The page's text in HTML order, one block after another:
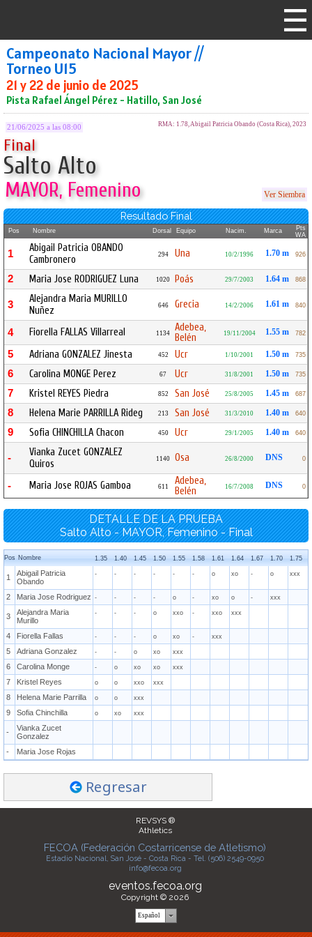
Campeonato Nacional Mayor //
Torneo U15
21 y 22 de junio de 2025
Pista Rafael Ángel Pérez - Hatillo, San José
21/06/2025 a las 08:00 RMA: 1.78, Abigail Patricia Obando (Costa Rica), 2023
Final
Salto Alto
MAYOR, Femenino Ver Siembra
Resultado Final
Pos Nombre Dorsal Equipo Nacim. Marca
Pts
WA
1
Abigail Patricia OBANDO
Cambronero
294 Una 10/2/1996 1.70 m 926
2 Maria Jose RODRIGUEZ Luna 1020 Poás 29/7/2003 1.64 m 868
3
Alejandra Maria MURILLO
Nuñez
646 Grecia 14/2/2006 1.61 m 840
4 Fiorella FALLAS Villarreal 1134
Adebea,
Belén
19/11/2004 1.55 m 782
5 Adriana GONZALEZ Jinesta 452 Ucr 1/10/2001 1.50 m 735
6 Carolina MONGE Perez 67 Ucr 31/8/2001 1.50 m 735
7 Kristel REYES Piedra 852 San José 25/8/2005 1.45 m 687
8 Helena Marie PARRILLA Rideg 213 San José 31/3/2010 1.40 m 640
9 Sofia CHINCHILLA Chacon 450 Ucr 29/1/2005 1.40 m 640
-
Vianka Zucet GONZALEZ
Quiros
1140 Osa 26/8/2000 DNS 0
- Maria Jose ROJAS Gamboa 611
Adebea,
Belén
16/7/2008 DNS 0
DETALLE DE LA PRUEBA
Salto Alto - MAYOR, Femenino - Final
Pos Nombre 1.35 1.40 1.45 1.50 1.55 1.58 1.61 1.64 1.67 1.70 1.75
1
Abigail Patricia
Obando
- - - - - - o xo - o xxx
2 Maria Jose Rodriguez - - - - o - xo o - xxx
3
Alejandra Maria
Murillo
- - - o xxo - xxo xxx
4 Fiorella Fallas - - - o xo - xxx
5 Adriana Gonzalez - - o xo xxx
6 Carolina Monge - o xo xo xxx
7 Kristel Reyes o o xxo xxx
8 Helena Marie Parrilla o o xxx
9 Sofia Chinchilla o xo xxx
-
Vianka Zucet
Gonzalez
-
Maria Jose Rojas
Regresar
REVSYS ®
Athletics
FECOA (Federación Costarricense de Atletismo)
Estadio Nacional, San José - Costa Rica - Tel. (506) 2549-0950
info@fecoa.org
eventos.fecoa.org
Copyright © 2026